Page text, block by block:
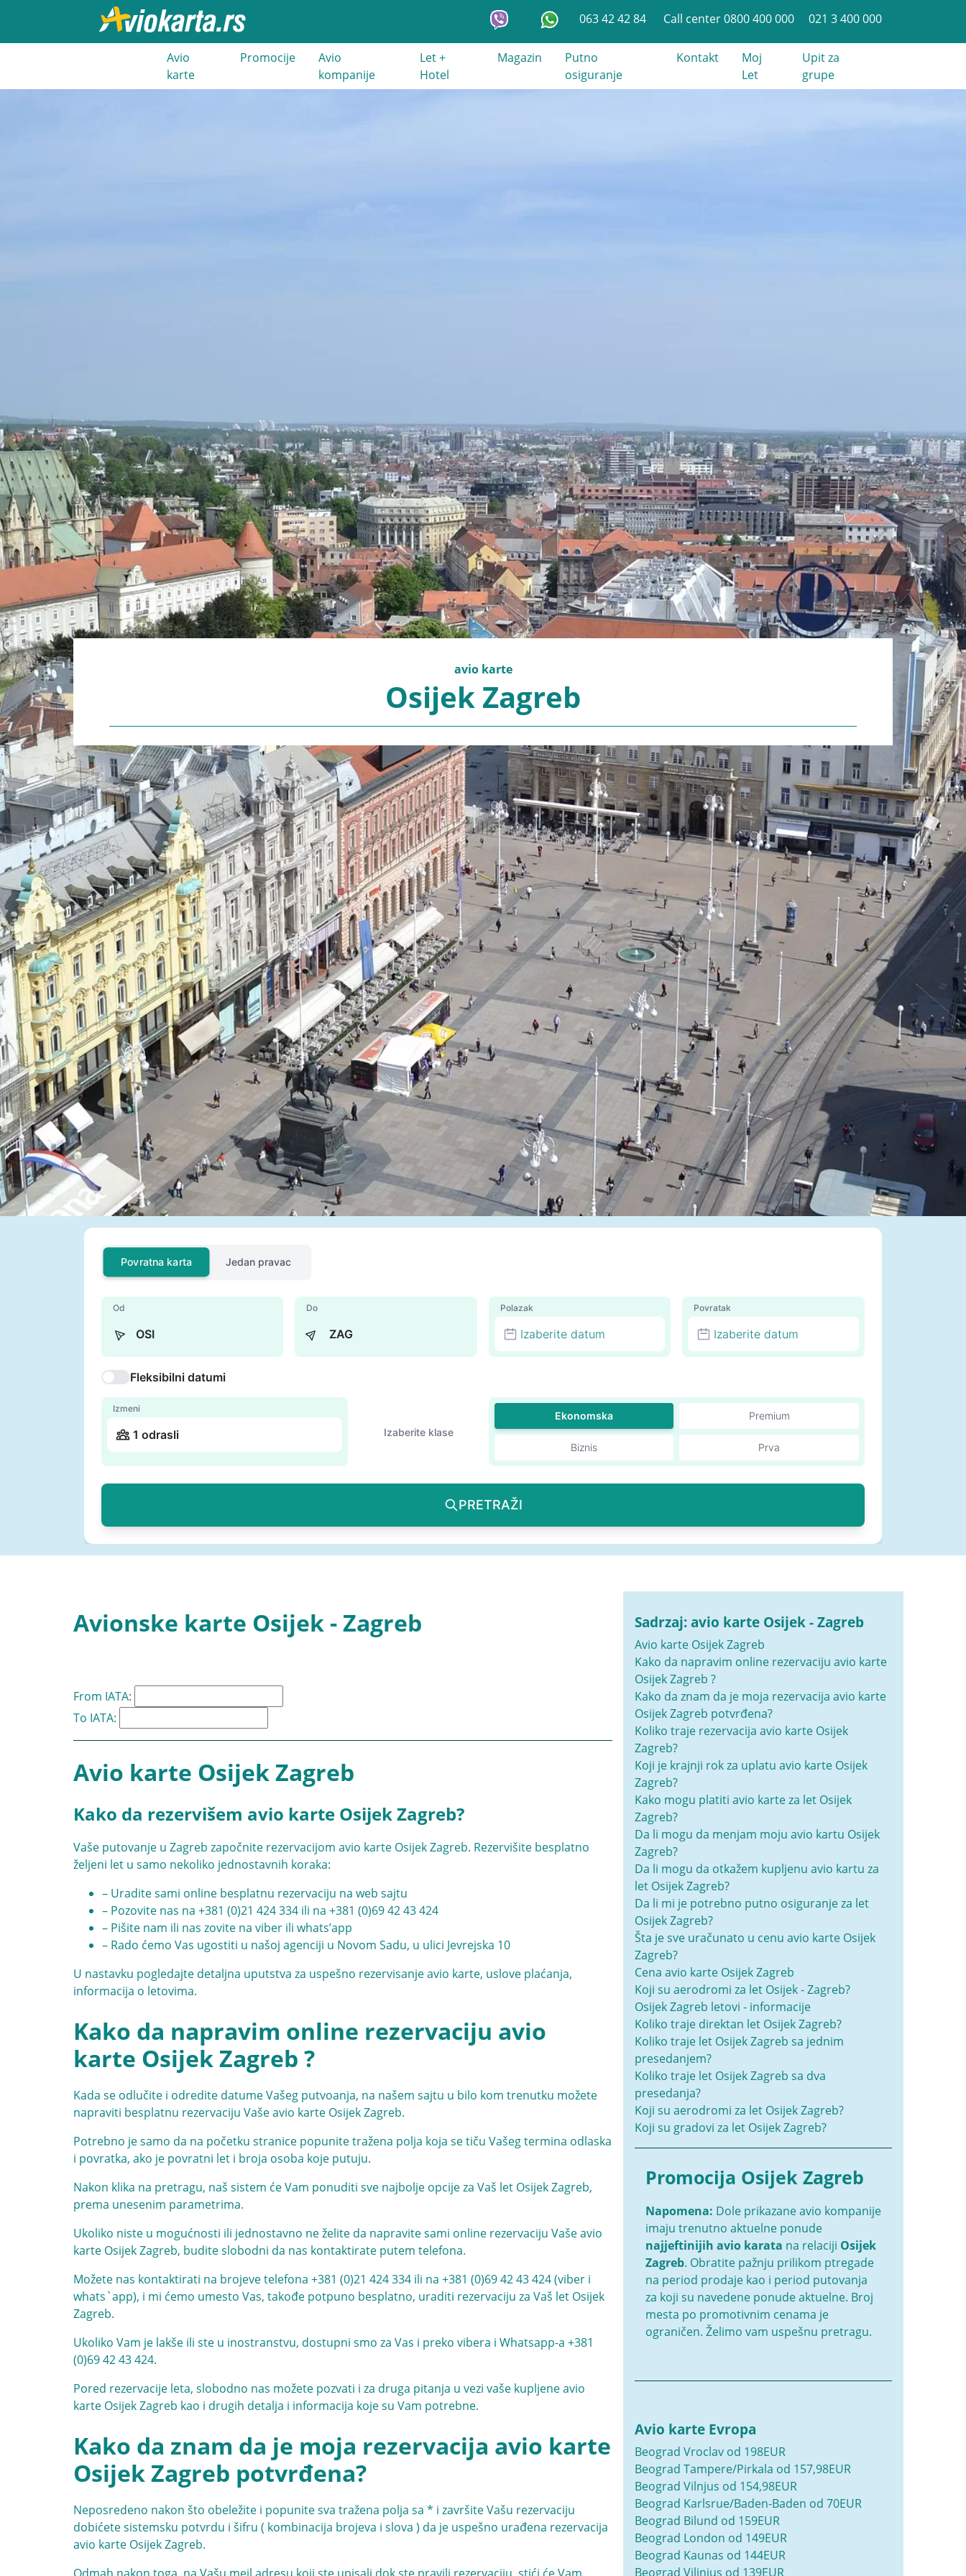
063 42 42 84 Call center 0800 400 000 021 3 400 000
Avio
karte
Promocije
Avio
kompanije
Let +
Hotel
Magazin
Putno
osiguranje
Kontakt
Moj
Let
Upit za
grupe
avio karte
Osijek Zagreb
Povratna karta Jedan pravac
Od Do Polazak
Izaberite datum
Povratak
Izaberite datum
Fleksibilni datumi
Izmeni
1 odrasli Izaberite klase
Ekonomska Premium
Biznis Prva
PRETRAŽI
Avionske karte Osijek - Zagreb
From IATA:
To IATA:
Avio karte Osijek Zagreb
Kako da rezervišem avio karte Osijek Zagreb?
Vaše putovanje u Zagreb započnite rezervacijom avio karte Osijek Zagreb. Rezervišite besplatno
željeni let u samo nekoliko jednostavnih koraka:
– Uradite sami online besplatnu rezervaciju na web sajtu
– Pozovite nas na +381 (0)21 424 334 ili na +381 (0)69 42 43 424
– Pišite nam ili nas zovite na viber ili whats’app
– Rado ćemo Vas ugostiti u našoj agenciji u Novom Sadu, u ulici Jevrejska 10
U nastavku pogledajte detaljna uputstva za uspešno rezervisanje avio karte, uslove plaćanja,
informacija o letovima.
Kako da napravim online rezervaciju avio
karte Osijek Zagreb ?
Kada se odlučite i odredite datume Vašeg putvoanja, na našem sajtu u bilo kom trenutku možete
napraviti besplatnu rezervaciju Vaše avio karte Osijek Zagreb.
Potrebno je samo da na početku stranice popunite tražena polja koja se tiču Vašeg termina odlaska
i povratka, ako je povratni let i broja osoba koje putuju.
Nakon klika na pretragu, naš sistem će Vam ponuditi sve najbolje opcije za Vaš let Osijek Zagreb,
prema unesenim parametrima.
Ukoliko niste u mogućnosti ili jednostavno ne želite da napravite sami online rezervaciju Vaše avio
karte Osijek Zagreb, budite slobodni da nas kontaktirate putem telefona.
Možete nas kontaktirati na brojeve telefona +381 (0)21 424 334 ili na +381 (0)69 42 43 424(viber i
whats`app), i mi ćemo umesto Vas, takođe potpuno besplatno, uraditi rezervaciju za Vaš let Osijek
Zagreb.
Ukoliko Vam je lakše ili ste u inostranstvu, dostupni smo za Vas i preko vibera i Whatsapp-a +381
(0)69 42 43 424.
Pored rezervacije leta, slobodno nas možete pozvati i za druga pitanja u vezi vaše kupljene avio
karte Osijek Zagreb kao i drugih detalja i informacija koje su Vam potrebne.
Kako da znam da je moja rezervacija avio karte
Osijek Zagreb potvrđena?
Neposredeno nakon što obeležite i popunite sva tražena polja sa * i završite Vašu rezervaciju
dobićete sistemsku potvrdu i šifru ( kombinacija brojeva i slova ) da je uspešno urađena rezervacija
avio karte Osijek Zagreb.
Sadrzaj: avio karte Osijek - Zagreb
Avio karte Osijek Zagreb
Kako da napravim online rezervaciju avio karte
Osijek Zagreb ?
Kako da znam da je moja rezervacija avio karte
Osijek Zagreb potvrđena?
Koliko traje rezervacija avio karte Osijek
Zagreb?
Koji je krajnji rok za uplatu avio karte Osijek
Zagreb?
Kako mogu platiti avio karte za let Osijek
Zagreb?
Da li mogu da menjam moju avio kartu Osijek
Zagreb?
Da li mogu da otkažem kupljenu avio kartu za
let Osijek Zagreb?
Da li mi je potrebno putno osiguranje za let
Osijek Zagreb?
Šta je sve uračunato u cenu avio karte Osijek
Zagreb?
Cena avio karte Osijek Zagreb
Koji su aerodromi za let Osijek - Zagreb?
Osijek Zagreb letovi - informacije
Koliko traje direktan let Osijek Zagreb?
Koliko traje let Osijek Zagreb sa jednim
presedanjem?
Koliko traje let Osijek Zagreb sa dva
presedanja?
Koji su aerodromi za let Osijek Zagreb?
Koji su gradovi za let Osijek Zagreb?
Promocija Osijek Zagreb
Napomena: Dole prikazane avio kompanije
imaju trenutno aktuelne ponude
najjeftinijih avio karata na relaciji Osijek
Zagreb. Obratite pažnju prilikom ptregade
na period prodaje kao i period putovanja
za koji su navedene ponude aktuelne. Broj
mesta po promotivnim cenama je
ograničen. Želimo vam uspešnu pretragu.
Avio karte Evropa
Beograd Vroclav od 198EUR
Beograd Tampere/Pirkala od 157,98EUR
Beograd Vilnjus od 154,98EUR
Beograd Karlsrue/Baden-Baden od 70EUR
Beograd Bilund od 159EUR
Beograd London od 149EUR
Beograd Kaunas od 144EUR
Beograd Viljnjus od 139EUR